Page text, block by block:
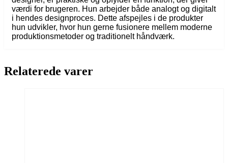
værdi for brugeren. Hun arbejder både analogt og digitalt
i hendes designproces. Dette afspejles i de produkter
hun udvikler, hvor hun gerne fusionere mellem moderne
produktionsmetoder og traditionelt håndværk.
Relaterede varer